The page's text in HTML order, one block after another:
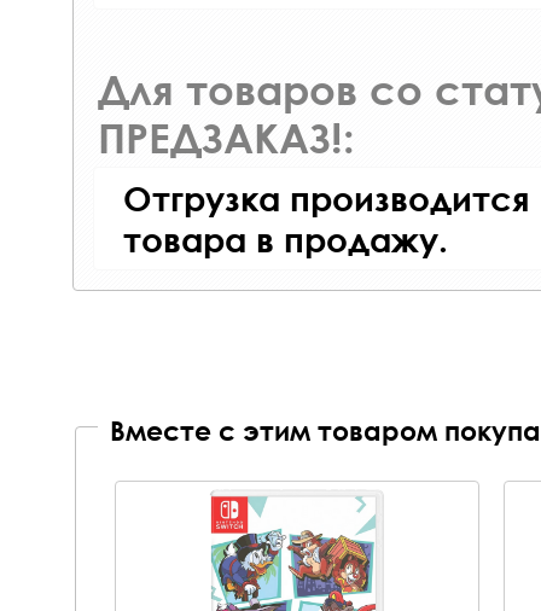
Для товаров со
ПРЕДЗАКАЗ!:
Отгрузка
товара в продажу.
Вместе с этим товаром